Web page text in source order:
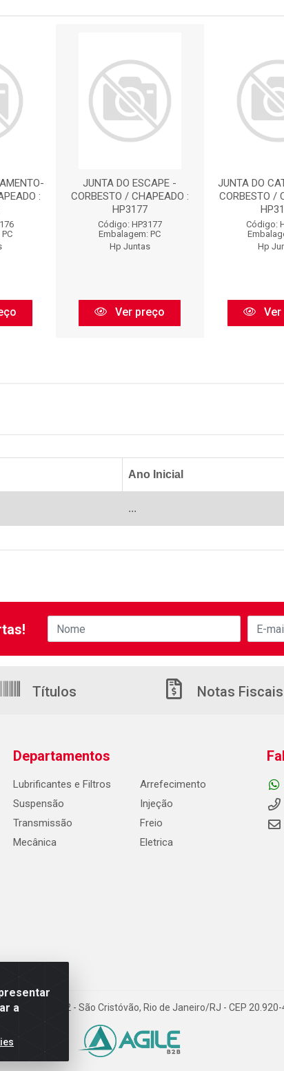
:
JUNTA DO ESCAPE -
CORBESTO / CHAPEADO :
HP3177
Código: HP3177
Embalagem: PC
Hp Juntas
Ver preço
JUNTA DO
CORBESTO /
Código:
Hp
Ano Inicial
...
a
Títulos Notas Fiscais
Departamentos
Lubrificantes e Filtros
Suspensão
Transmissão
Mecânica
Arrefecimento
Injeção
Freio
Eletrica
de Campos, 42 - São Cristóvão, Rio de Janeiro/RJ - CEP